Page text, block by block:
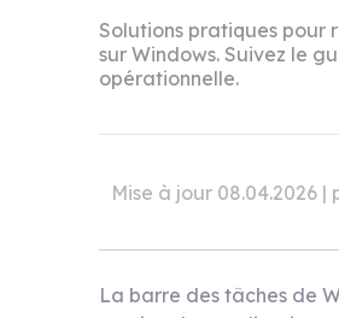
Solutions pratiques pour
sur Windows. Suivez le
opérationnelle.
Mise à jour 08.04.2026 |
La barre des tâches de